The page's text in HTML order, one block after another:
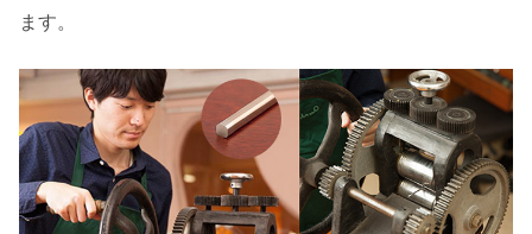
ます。